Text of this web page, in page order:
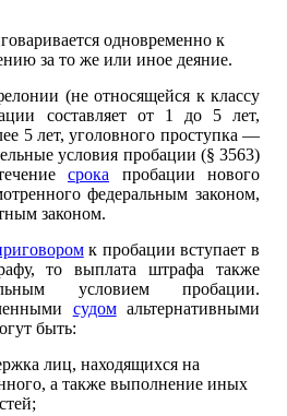
одновременно к
за то же или иное деяние.
(не относящейся к классу
составляет от 1 до 5 лет,
5 лет, уголовного проступка —
условия пробации (§ 3563)
срока пробации нового
федеральным законом,
законом.
к пробации вступает в
то выплата штрафа также
условием пробации.
судомальтернативными
быть:
лиц, находящихся на
а также выполнение иных